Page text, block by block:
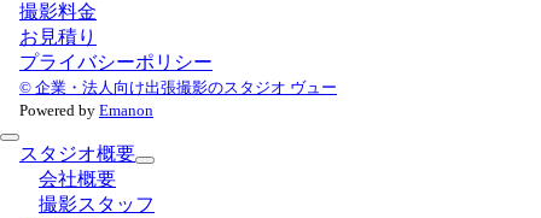
撮影料金
お見積り
プライバシーポリシー
© 企業・法人向け出張撮影のスタジオ ヴュー
Powered by Emanon
スタジオ概要
会社概要
撮影スタッフ